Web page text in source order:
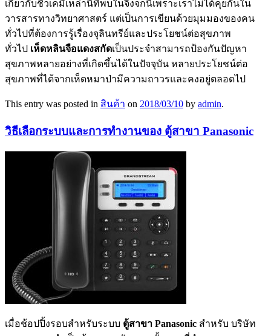
เกี่ยวกับชีวเคมีเหล่านี้ที่พบในจิ้งจกนี่เพราะเราไม่ได้คุยกันใน
วารสารทางวิทยาศาสตร์ แต่เป็นการเขียนด้วยมุมมองของคน
ทั่วไปที่ต้องการรู้เรื่องจุลินทรีย์และประโยชน์ต่อสุขภาพ
ทั่วไป เห็ดหลินจือแดงสกัดเป็นประจำสามารถป้องกันปัญหา
สุขภาพหลายอย่างที่เกิดขึ้นได้ในปัจจุบัน หลายประโยชน์ต่อ
สุขภาพที่ได้จากเห็ดหมาป่ามีความถาวรและคงอยู่ตลอดไป
This entry was posted in สินค้า on 2018/03/10 by admin.
วิธีเลือกระบบและการทำงานของ ตู้สาขา Panasonic
เมื่อช้อปปิ้งรอบสำหรับระบบ ตู้สาขา Panasonic สำหรับ บริษัท